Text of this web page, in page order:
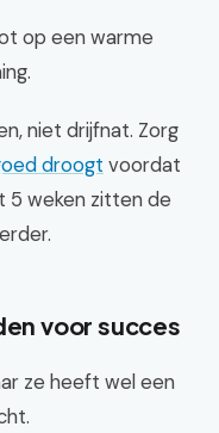
op een warme
niet drijfnat. Zorg
droogt voordat
5 weken zitten de
voor succes
ze heeft wel een